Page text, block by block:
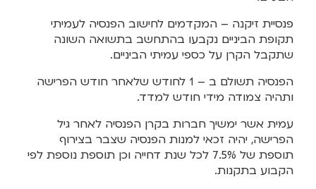
פנסיית זיקנה – המקדמים לחישוב הפנסיה לעמיתי
תקופת הביניים נקבעו בהתחשב בתשואה השונה
שתקבל הקרן על כספי עמיתי הביניים.
הפנסיה תשולם ב – 1 לחודש שלאחר חודש הפרישה
ותהיה צמודה מידי חודש למדד.
עמית אשר ימשיך חברות בקרן הפנסיה לאחר גיל
הפרישה, יהיה זכאי למנות הפנסיה שצבר בצירוף
תוספת של 7.5% לכל שנת דחייה וכן תוספת נוספת לפי
הקבוע בתקנות.